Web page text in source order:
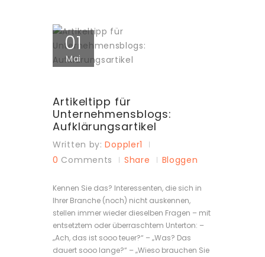
01
Mai
Artikeltipp für
Unternehmensblogs:
Aufklärungsartikel
Written by:Doppler1
0 Comments Share Bloggen
Kennen Sie das? Interessenten, die sich in
Ihrer Branche (noch) nicht auskennen,
stellen immer wieder dieselben Fragen – mit
entsetztem oder überraschtem Unterton: –
„Ach, das ist sooo teuer?“ – „Was? Das
dauert sooo lange?“ – „Wieso brauchen Sie